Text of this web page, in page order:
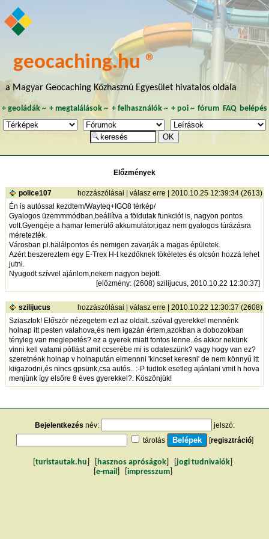
geocaching.hu ®
a Magyar Geocaching Közhasznú Egyesület hivatalos oldala
+ geoládák~ +megtalálások ~ + felhasználók~ + poi~ fórum FAQ belépés
Előzmények
police107 hozzászólásai | válasz erre | 2010.10.25 12:39:34 (2613)
Én is autóssal kezdtem/Wayteq+IGO8 térkép/
Gyalogos üzemmmódban,beállítva a földutak funkciót is, nagyon pontos
volt.Gyengéje a hamar lemerülő akkumulátor,igaz nem gyalogos túrázásra
méretezték.
Városban pl.halálpontos és nemigen zavarják a magas épületek.
Azért beszereztem egy E-Trex H-t kezdőknek tökéletes és olcsón hozzá lehet
jutni.
Nyugodt szívvel ajánlom,nekem nagyon bejött.
[előzmény: (2608) szilijucus, 2010.10.22 12:30:37]
szilijucus hozzászólásai | válasz erre | 2010.10.22 12:30:37 (2608)
Sziasztok! Először nézegetem ezt az oldalt..szóval gyerekkel mennénk
holnap itt pesten valahova,és nem igazán értem,azokban a dobozokban
tényleg van meglepetés? ez a gyerek miatt fontos lenne..és akkor nekünk
vinni kell valami pótlást amit ccserébe mi is odateszünk? vagy hogy van ez?
szeretnénk holnap v holnapután elmennni 'kincset keresni' de nem könnyű itt
kiigazodni,és nincs gpsünk,csa autós.. :-P tudtok esetleg ajánlani vmit h hova
menjünk így elsőre 8 éves gyerekkel?. Köszönjük!
Bejelentkezés név:
jelszó:
tárolás
[regisztráció]
turistautak.hu hasznos apróságok jogi tudnivalók
e-mail impresszum]